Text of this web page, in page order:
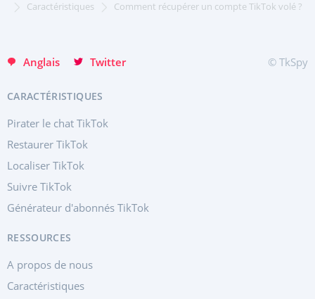
Caractéristiques
Comment récupérer un compte TikTok volé ?
Anglais
Хинди हिन्दी
Twitter © TkSpy
CARACTÉRISTIQUES
Pirater le chat TikTok
Restaurer TikTok
Localiser TikTok
Suivre TikTok
Générateur d'abonnés TikTok
RESSOURCES
A propos de nous
Caractéristiques